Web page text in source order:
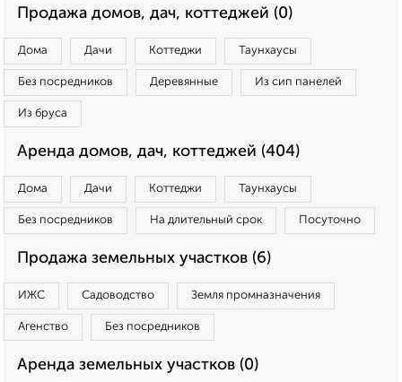
Продажа домов, дач, коттеджей (0)
Дома Дачи Коттеджи Таунхаусы
Без посредников Деревянные Из сип панелей
Из бруса
Аренда домов, дач, коттеджей (404)
Дома Дачи Коттеджи Таунхаусы
Без посредников На длительный срок Посуточно
Продажа земельных участков (6)
ИЖС Садоводство Земля промназначения
Агенство Без посредников
Аренда земельных участков (0)